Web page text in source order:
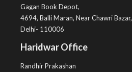
Gagan Book Depot,
4694, Balli Maran, Near Chawri Bazar,
Delhi- 110006
Haridwar Office
Randhir Prakashan